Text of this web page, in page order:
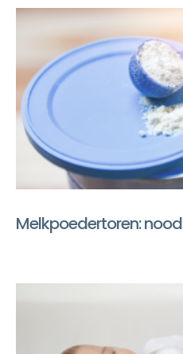
Melkpoedertoren: